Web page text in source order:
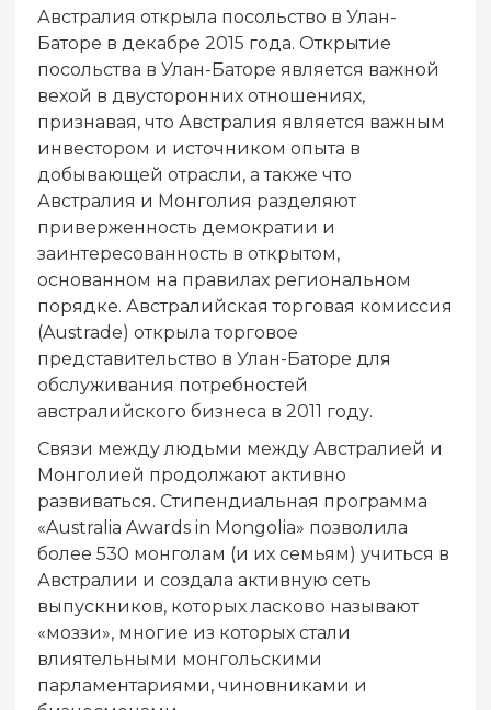
Австралия открыла посольство в Улан-
Баторе в декабре 2015 года. Открытие
посольства в Улан-Баторе является важной
вехой в двусторонних отношениях,
признавая, что Австралия является важным
инвестором и источником опыта в
добывающей отрасли, а также что
Австралия и Монголия разделяют
приверженность демократии и
заинтересованность в открытом,
основанном на правилах региональном
порядке. Австралийская торговая комиссия
(Austrade) открыла торговое
представительство в Улан-Баторе для
обслуживания потребностей
австралийского бизнеса в 2011 году.
Связи между людьми между Австралией и
Монголией продолжают активно
развиваться. Стипендиальная программа
«Australia Awards in Mongolia» позволила
более 530 монголам (и их семьям) учиться в
Австралии и создала активную сеть
выпускников, которых ласково называют
«моззи», многие из которых стали
влиятельными монгольскими
парламентариями, чиновниками и